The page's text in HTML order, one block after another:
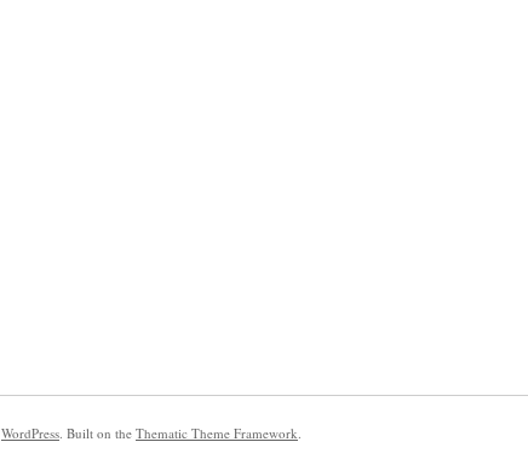
WordPress. Built on the Thematic Theme Framework.